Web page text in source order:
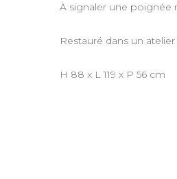
À signaler une poignée
Restauré dans un atelier
H 88 x L 119 x P 56 cm